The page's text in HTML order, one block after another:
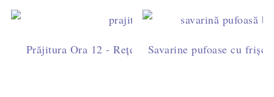
Prăjitura Ora 12 - Rețetă ușoară cu blat de cacao,
Savarine pufoase cu